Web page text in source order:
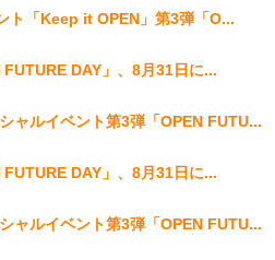
ト「Keep it OPEN」第3弾「O...
DAY」、8月31日に...
ャルイベント第3弾「OPEN FUTU...
DAY」、8月31日に...
ャルイベント第3弾「OPEN FUTU...